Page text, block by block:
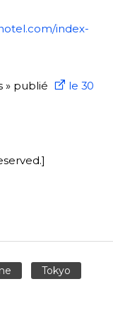
index-
» publié
le 30
Tokyo